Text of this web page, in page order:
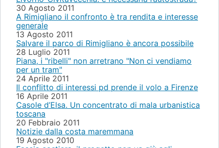
30 Agosto 2011
A Rimigliano il confronto è tra rendita e interesse
generale
13 Agosto 2011
Salvare il parco di Rimigliano è ancora possibile
28 Luglio 2011
Piana, i "ribelli" non arretrano "Non ci vendiamo
per un tram"
24 Aprile 2011
Il conflitto di interessi pd prende il volo a Firenze
16 Aprile 2011
Casole d’Elsa. Un concentrato di mala urbanistica
toscana
20 Febbraio 2011
Notizie dalla costa maremmana
19 Agosto 2010